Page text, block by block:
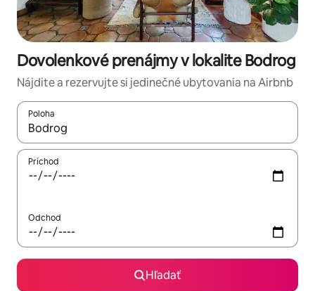
Dovolenkové prenájmy v lokalite Bodrog
Nájdite a rezervujte si jedinečné ubytovania na Airbnb
Poloha
Keď budú výsledky k dispozícii, môžete si ich prechádzať
Príchod
Odchod
Hľadať